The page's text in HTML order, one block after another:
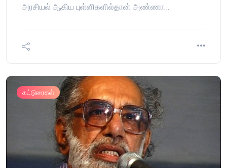
அரசியல் ஆகிய புள்ளிகளில்தான் அண்ணா…
கட்டுரைகள்